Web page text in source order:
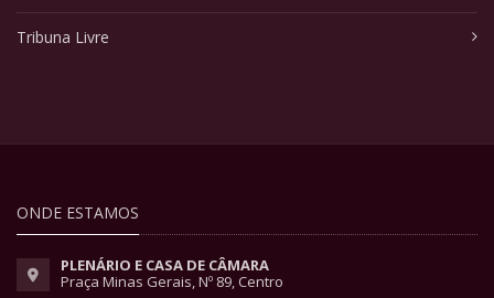
Tribuna Livre
ONDE ESTAMOS
PLENÁRIO E CASA DE CÂMARA
Praça Minas Gerais, Nº 89, Centro